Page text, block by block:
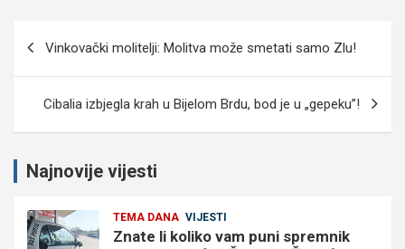
Vinkovački molitelji: Molitva može smetati samo Zlu!
Cibalia izbjegla krah u Bijelom Brdu, bod je u „gepeku”!
Najnovije vijesti
TEMA DANA VIJESTI
Znate li koliko vam puni spremnik